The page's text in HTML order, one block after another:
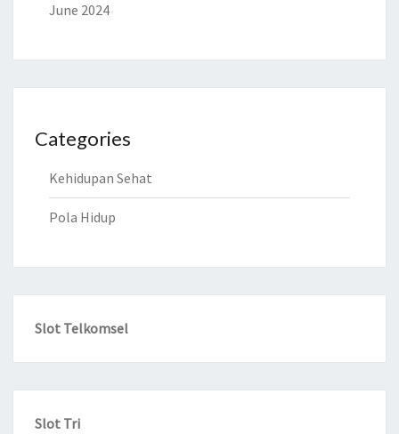
June 2024
Categories
Kehidupan Sehat
Pola Hidup
Slot Telkomsel
Slot Tri